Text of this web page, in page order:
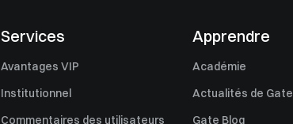
Services
Avantages VIP
Institutionnel
Commentaires des utilisateurs
Apprendre
Académie
Actualités de Gate
Gate Blog